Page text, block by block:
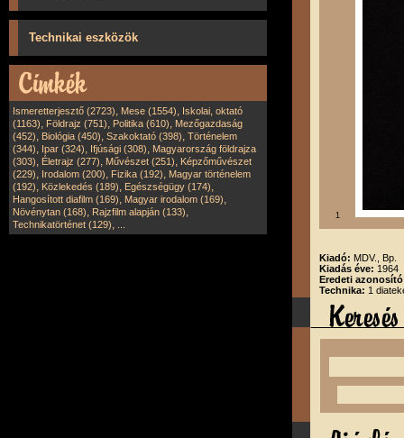
Technikai eszközök
Ismeretterjesztő (2723), Mese (1554), Iskolai, oktató
(1163), Földrajz (751), Politika (610), Mezőgazdaság
(452), Biológia (450), Szakoktató (398), Történelem
(344), Ipar (324), Ifjúsági (308), Magyarország földrajza
(303), Életrajz (277), Művészet (251), Képzőművészet
(229), Irodalom (200), Fizika (192), Magyar történelem
(192), Közlekedés (189), Egészségügy (174),
Hangosított diafilm (169), Magyar irodalom (169),
Növénytan (168), Rajzfilm alapján (133),
Technikatörténet (129),
1
Kiadó: MDV., Bp.
Kiadás éve: 1964
Eredeti
Technika: 1